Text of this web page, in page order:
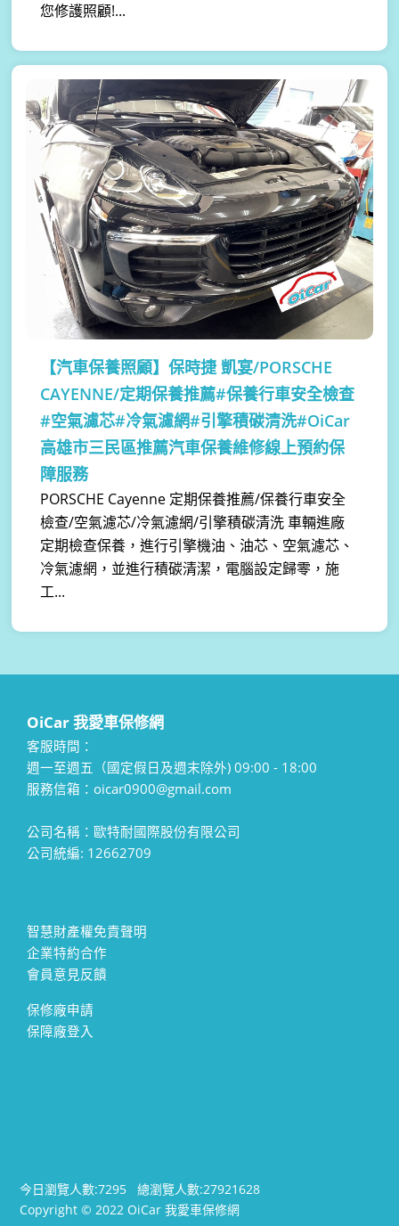
您修護照顧!...
【汽車保養照顧】保時捷 凱宴/PORSCHE
CAYENNE/定期保養推薦#保養行車安全檢查
#空氣濾芯#冷氣濾網#引擎積碳清洗#OiCar
高雄市三民區推薦汽車保養維修線上預約保
障服務
PORSCHE Cayenne 定期保養推薦/保養行車安全
檢查/空氣濾芯/冷氣濾網/引擎積碳清洗 車輛進廠
定期檢查保養，進行引擎機油、油芯、空氣濾芯、
冷氣濾網，並進行積碳清潔，電腦設定歸零，施
工...
OiCar 我愛車保修網
客服時間：
週一至週五（國定假日及週末除外) 09:00 - 18:00
服務信箱：oicar0900@gmail.com
公司名稱：歐特耐國際股份有限公司
公司統編: 12662709
智慧財產權免責聲明
企業特約合作
會員意見反饋
保修廠申請
保障廠登入
今日瀏覽人數:7295總瀏覽人數:27921628
Copyright © 2022 OiCar 我愛車保修網